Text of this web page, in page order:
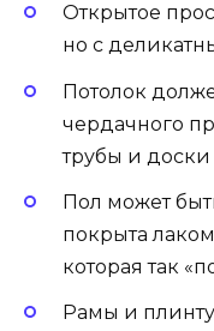
Открытое
но с
Потолок
чердачного
трубы и доски
Пол может
покрыта
которая так
Рамы и